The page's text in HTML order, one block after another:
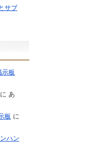
サブ
示板
に あ
板 に
ハン